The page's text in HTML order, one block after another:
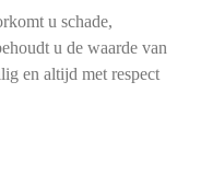
u schade,
u de waarde van
en altijd met respect